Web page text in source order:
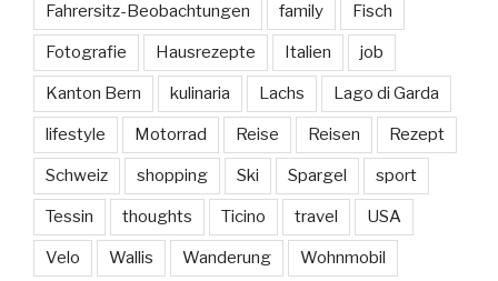
Fahrersitz-Beobachtungen family Fisch
Fotografie Hausrezepte Italien job
Kanton Bern kulinaria Lachs Lago di Garda
lifestyle Motorrad Reise Reisen Rezept
Schweiz shopping Ski Spargel sport
Tessin thoughts Ticino travel USA
Velo Wallis Wanderung Wohnmobil